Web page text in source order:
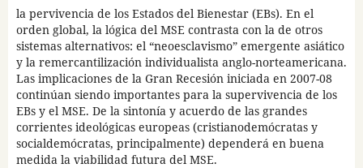
la pervivencia de los Estados del Bienestar (EBs). En el
orden global, la lógica del MSE contrasta con la de otros
sistemas alternativos: el “neoesclavismo” emergente asiático
y la remercantilización individualista anglo-norteamericana.
Las implicaciones de la Gran Recesión iniciada en 2007-08
continúan siendo importantes para la supervivencia de los
EBs y el MSE. De la sintonía y acuerdo de las grandes
corrientes ideológicas europeas (cristianodemócratas y
socialdemócratas, principalmente) dependerá en buena
medida la viabilidad futura del MSE.